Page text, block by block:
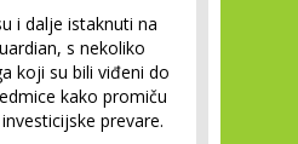
i dalje istaknuti na
s nekoliko
koji su bili viđeni do
kako promiču
prevare.